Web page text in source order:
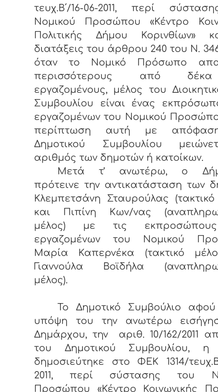
τευχ.Β΄/16-06-2011, περί
Νομικού Προσώπου «Κέντρο
Πολιτικής Δήμου Κορινθίων»
διατάξεις του άρθρου 240 του Ν.
όταν το Νομικό Πρόσωπο
περισσότερους από
εργαζομένους, μέλος του
Συμβουλίου είναι ένας
εργαζομένων του Νομικού
περίπτωση αυτή με
Δημοτικού Συμβουλίου
αριθμός των δημοτών ή κατοίκων.
Μετά τ’ ανωτέρω, ο
πρότεινε την αντικατάσταση των
Κλεμπετσάνη Σταυρούλας
και Πιπίνη Κων/νας
μέλος) με τις
εργαζομένων του Νομικού
Μαρία Καπερνέκα (τακτικό
Γιαννούλα Βοϊδήλα
μέλος).
Το Δημοτικό Συμβούλιο
υπόψη του την ανωτέρω
Δημάρχου, την αριθ. 10/162/2011
του Δημοτικού Συμβουλίου, η
δημοσιεύτηκε στο ΦΕΚ 1314/
2011, περί σύστασης του
Προσώπου «Κέντρο Κοινωνικής